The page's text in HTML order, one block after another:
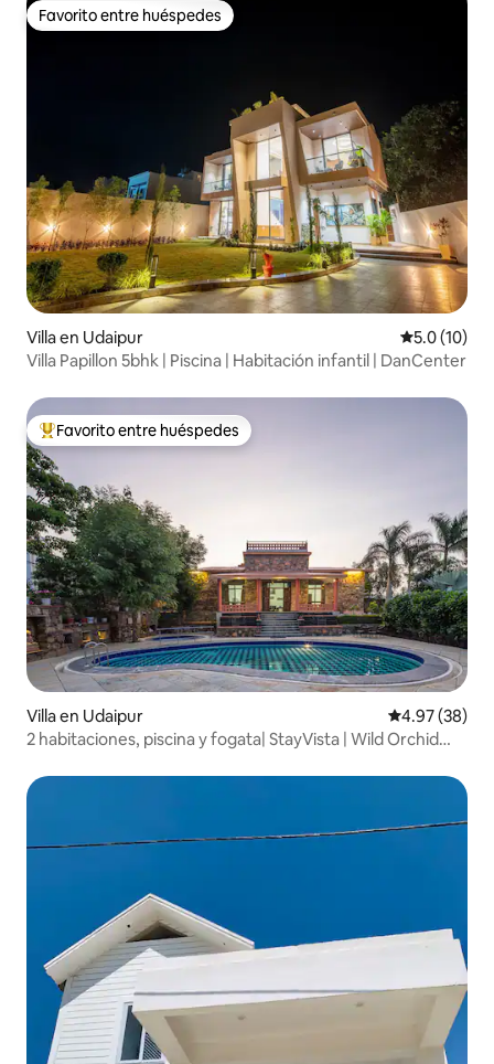
Favorito entre huéspedes
Favorito entre huéspedes
Villa en Udaipur Calificación
5.0 (10)
Villa Papillon 5bhk | Piscina | Habitación infantil | DanCenter
Favorito entre huéspedes preferido
Favorito entre huéspedes
Villa en Udaipur Calificación
4.97 (38)
2 habitaciones, piscina y fogata| StayVista | Wild Orchid